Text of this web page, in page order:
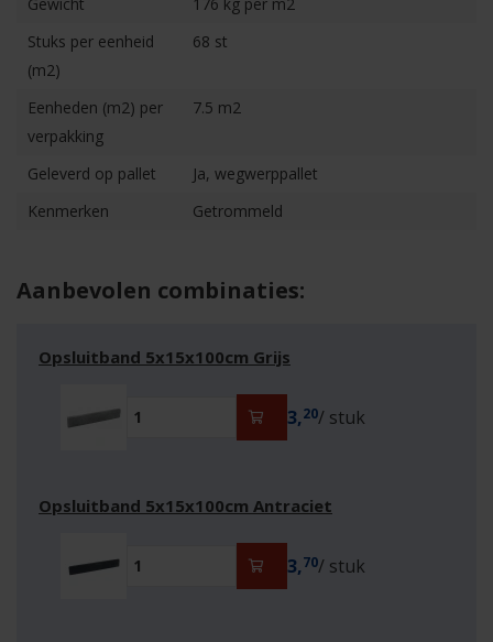
Gewicht
176 kg per m2
Stuks per eenheid
(m2)
68 st
Eenheden (m2) per
verpakking
7.5 m2
Geleverd op pallet
Ja, wegwerppallet
Kenmerken
Getrommeld
Aanbevolen combinaties:
Opsluitband 5x15x100cm Grijs
3,20/ stuk
Opsluitband 5x15x100cm Antraciet
3,70/ stuk